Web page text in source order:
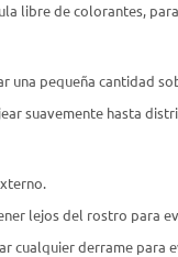
libre de colorantes,
una pequeña cantidad
suavemente hasta
lejos del rostro para
cualquier derrame para